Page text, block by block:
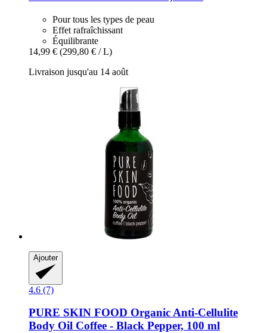
Pour tous les types de peau
Effet rafraîchissant
Équilibrante
14,99 € (299,80 € / L)
Livraison jusqu'au 14 août
Ajouter
4.6 (7)
PURE SKIN FOOD Organic Anti-​Cellulite
Body Oil Coffee -​ Black Pepper, 100 ml